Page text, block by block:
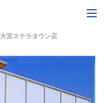
大宮ステラタウン店